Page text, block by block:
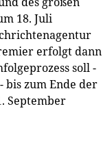
18. Juli
erfolgt dann
soll -
bis zum Ende der
September